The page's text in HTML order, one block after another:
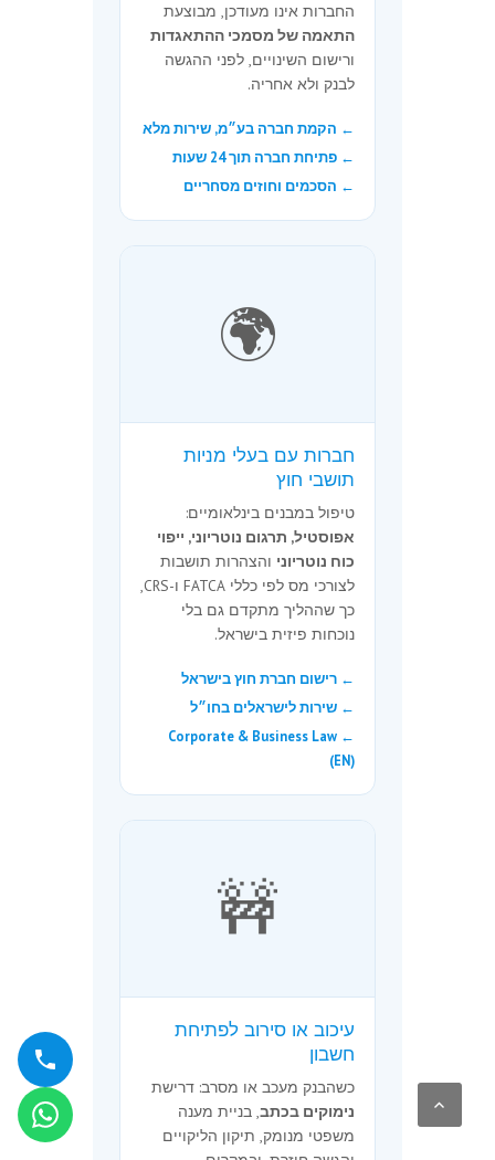
החברות אינו מעודכן, מבוצעת
התאמה של מסמכי ההתאגדות
ורישום השינויים, לפני ההגשה
לבנק ולא אחריה.
← הקמת חברה בע״מ, שירות מלא
← פתיחת חברה תוך 24 שעות
← הסכמים וחוזים מסחריים
🌍
חברות עם בעלי מניות
תושבי חוץ
טיפול במבנים בינלאומיים:
אפוסטיל, תרגום נוטריוני, ייפוי
כוח נוטריוני והצהרות תושבות
לצורכי מס לפי כללי FATCA ו-CRS,
כך שההליך מתקדם גם בלי
נוכחות פיזית בישראל.
← רישום חברת חוץ בישראל
← שירות לישראלים בחו״ל
← Corporate & Business Law
(EN)
🚧
עיכוב או סירוב לפתיחת
חשבון
כשהבנק מעכב או מסרב: דרישת
נימוקים בכתב, בניית מענה
משפטי מנומק, תיקון הליקויים